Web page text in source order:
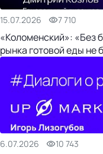
15.07.2026 7 710
«Коломенский»: «Без
рынка готовой еды не
6.07.2026 10 743